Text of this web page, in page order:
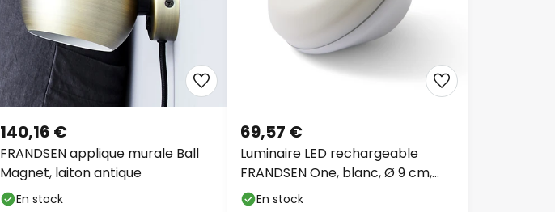
FRANDSEN applique murale Ball
Magnet, laiton antique
140,16 €
En stock
Luminaire LED rechargeable
FRANDSEN One, blanc, Ø 9 cm,
acrylique
69,57 €
En stock